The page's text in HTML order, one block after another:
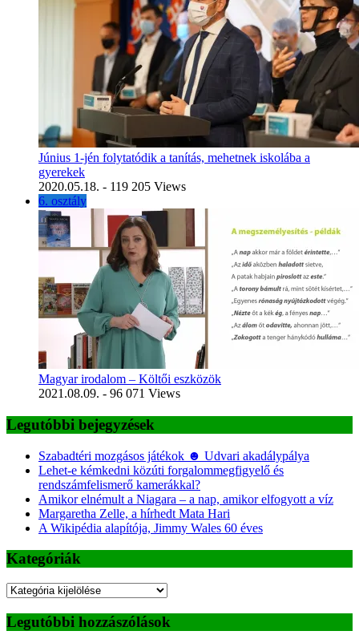
Június 1-jén folytatódik a tanítás, mehetnek iskolába a
gyerekek
2020.05.18. - 119 205 Views
6. osztály
Magyar irodalom – Költői eszközök
2021.08.09. - 96 071 Views
Legutóbbi bejegyzések
Szabadtéri mozgásos játékok ☻ Udvari akadálypálya
Lehet-e kémkedni közúti forgalommegfigyelő és
rendszámfelismerő kamerákkal?
Amikor elnémult a Niagara – a nap, amikor elfogyott a víz
Margaretha Zelle, a hírhedt Mata Hari
A Wikipédia alapítója, Jimmy Wales 60 éves
Kategóriák
Kategóriák
Legutóbbi hozzászólások